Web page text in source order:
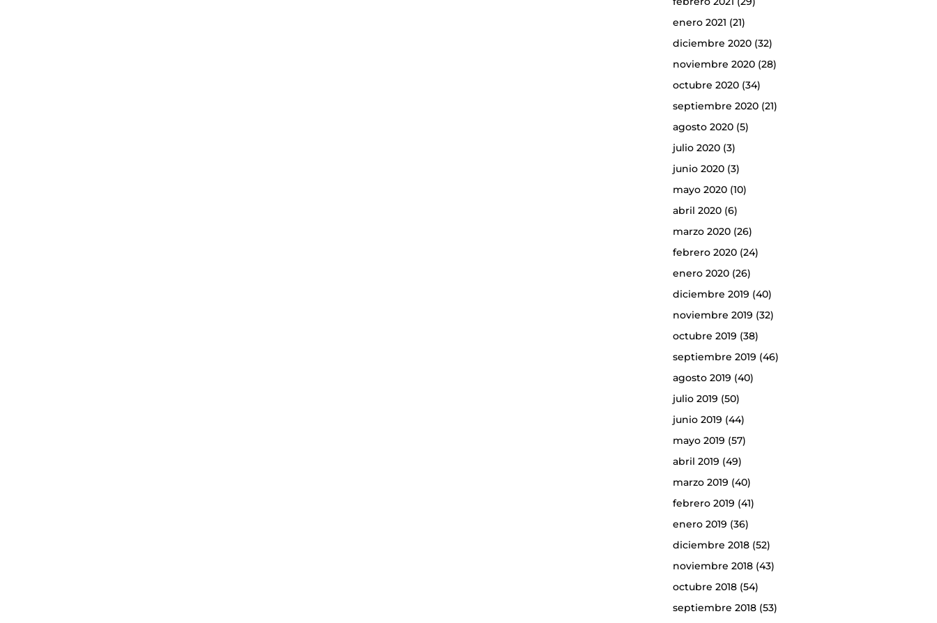
enero 2021 (21)
diciembre 2020(32)
noviembre 2020(28)
octubre 2020(34)
septiembre 2020(21)
agosto 2020(5)
julio 2020(3)
junio 2020(3)
mayo 2020(10)
abril 2020(6)
marzo 2020(26)
febrero 2020(24)
enero 2020(26)
diciembre 2019 (40)
noviembre 2019 (32)
octubre 2019 (38)
septiembre 2019 (46)
agosto 2019 (40)
julio 2019 (50)
junio 2019 (44)
mayo 2019 (57)
abril 2019 (49)
marzo 2019 (40)
febrero 2019 (41)
enero 2019 (36)
diciembre 2018(52)
noviembre 2018(43)
octubre 2018(54)
septiembre 2018(53)